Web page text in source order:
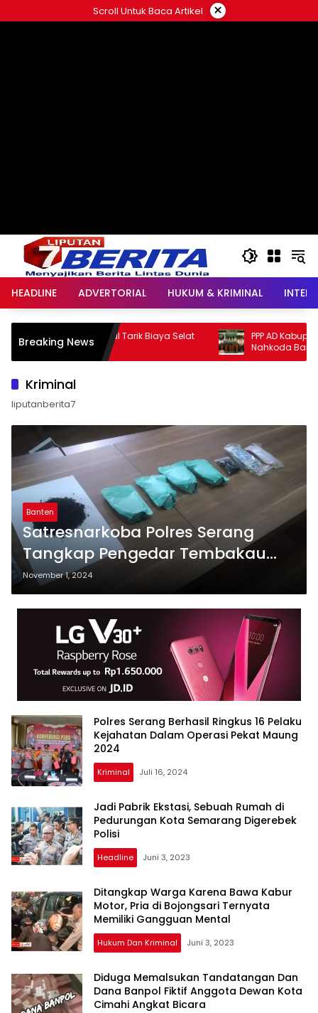
ke
Scroll Untuk Baca Artikel ×
HEADLINE ADVERTORIAL HUKUM & KRIMINAL
Breaking News
AS Bakal Tarik Biaya Selat
PPP AD Kabupaten Karo
Nahkoda Baru, Esra Barus
2026-2031
Kriminal
liputanberita7
Banten
Satresnarkoba Polres Serang
Tangkap Pengedar Tembakau
Sintetis
November 1, 2024
Polres Serang Berhasil Ringkus 16 Pelaku
Kejahatan Dalam Operasi Pekat Maung
2024
Kriminal Juli 16, 2024
Jadi Pabrik Ekstasi, Sebuah Rumah di
Pedurungan Kota Semarang Digerebek
Polisi
Headline Juni 3, 2023
Ditangkap Warga Karena Bawa Kabur
Motor, Pria di Bojongsari Ternyata
Memiliki Gangguan Mental
Hukum Dan Kriminal Juni 3, 2023
Diduga Memalsukan Tandatangan Dan
Dana Banpol Fiktif Anggota Dewan Kota
Cimahi Angkat Bicara